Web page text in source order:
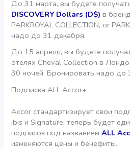
До 31 марта, вы будете
DISCOVERY Dollars (D$)в
PARKROYAL COLLECTION, or
надо до 31 декабря.
До 15 апреля, вы будете
отелях Cheval Collection в
30 ночей. Бронировать надо до
Подписка ALL Accor+
Accor стандартизирует свои
ibis и Signature: теперь будет
подписок под названиемALL
изменяются цены и бенефиты.